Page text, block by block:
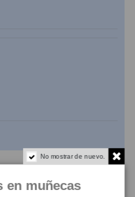
No mostrar de nuevo.
en muñecas